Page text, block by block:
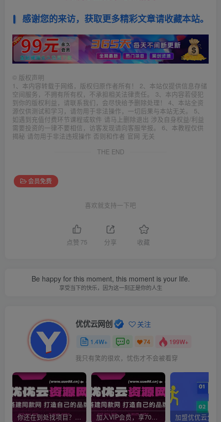
感谢您的来访，获取更多精彩文章请收藏本站。
© 版权声明
1、本内容转载于网络，版权归原作者所有！ 2、本站仅提供信息存储
空间服务，不拥有所有权，不承担相关法律责任。 3、本内容若侵犯
到你的版权利益，请联系我们，会尽快给予删除处理！ 4、本站全资
源仅供测试和学习，请勿用于非法操作，一切后果与本站无关。 5、
如遇到充值付费环节课程或软件 请马上删除退出 涉及自身权益/利益
需要投资的一律不要相信，访客发现请向客服举报。 6、本教程仅供
揭秘 请勿用于非法违规操作 否则和作者 官网 无关
THE END
会员免费
喜欢就支持一下吧
点赞 75 分享 收藏
Be happy for this moment, this moment is your life.
享受当下的快乐，因为这一刻正是你的人生
优优云网创 关注
1.4W+ 0 74 199W+
我只有笑的很欢，忧伤才不会被看穿
你还在到处找项目？还在当韭菜？我靠网创资源站一个月收入5万+，曾经我也是个失败者。 加入VIP会员，享70%的推广提成，免费学习多种网上创业课程，菜鸟秒变大神！